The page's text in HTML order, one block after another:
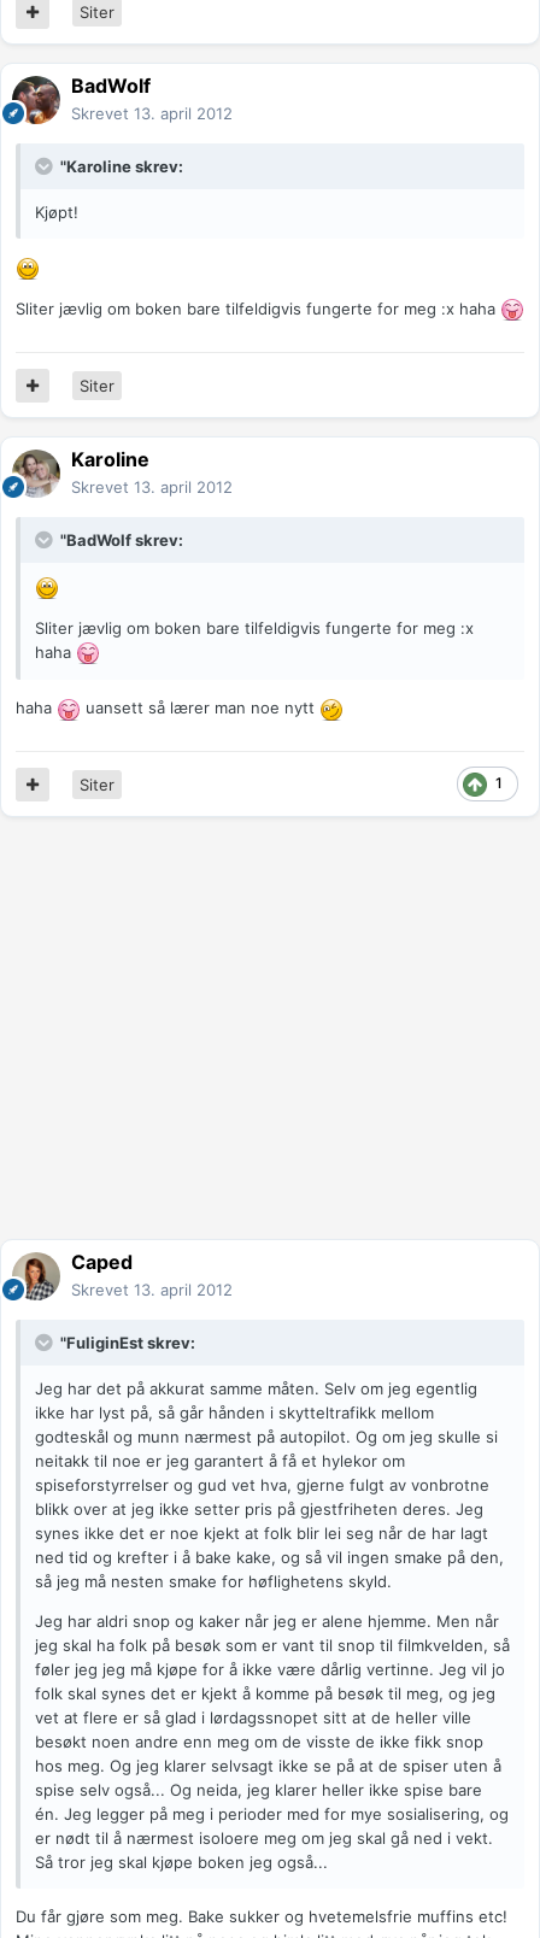
Siter
BadWolf
Skrevet 13. april 2012
"Karoline skrev:
Kjøpt!
Sliter jævlig om boken bare tilfeldigvis fungerte for meg :x haha
Siter
Karoline
Skrevet 13. april 2012
"BadWolf skrev:
Sliter jævlig om boken bare tilfeldigvis fungerte for meg :x
haha
haha uansett så lærer man noe nytt
1
Siter
Caped
Skrevet 13. april 2012
"FuliginEst skrev:
Jeg har det på akkurat samme måten. Selv om jeg egentlig
ikke har lyst på, så går hånden i skytteltrafikk mellom
godteskål og munn nærmest på autopilot. Og om jeg skulle si
neitakk til noe er jeg garantert å få et hylekor om
spiseforstyrrelser og gud vet hva, gjerne fulgt av vonbrotne
blikk over at jeg ikke setter pris på gjestfriheten deres. Jeg
synes ikke det er noe kjekt at folk blir lei seg når de har lagt
ned tid og krefter i å bake kake, og så vil ingen smake på den,
så jeg må nesten smake for høflighetens skyld.
Jeg har aldri snop og kaker når jeg er alene hjemme. Men når
jeg skal ha folk på besøk som er vant til snop til filmkvelden, så
føler jeg jeg må kjøpe for å ikke være dårlig vertinne. Jeg vil jo
folk skal synes det er kjekt å komme på besøk til meg, og jeg
vet at flere er så glad i lørdagssnopet sitt at de heller ville
besøkt noen andre enn meg om de visste de ikke fikk snop
hos meg. Og jeg klarer selvsagt ikke se på at de spiser uten å
spise selv også... Og neida, jeg klarer heller ikke spise bare
én. Jeg legger på meg i perioder med for mye sosialisering, og
er nødt til å nærmest isoloere meg om jeg skal gå ned i vekt.
Så tror jeg skal kjøpe boken jeg også...
Du får gjøre som meg. Bake sukker og hvetemelsfrie muffins etc!